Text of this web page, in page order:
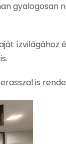
ízvilágához
is